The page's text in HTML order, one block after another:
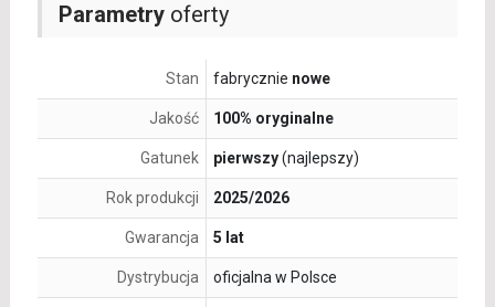
Parametryoferty
Stan fabrycznie nowe
Jakość 100% oryginalne
Gatunek pierwszy(najlepszy)
Rok produkcji 2025/2026
Gwarancja 5 lat
Dystrybucja oficjalna w Polsce